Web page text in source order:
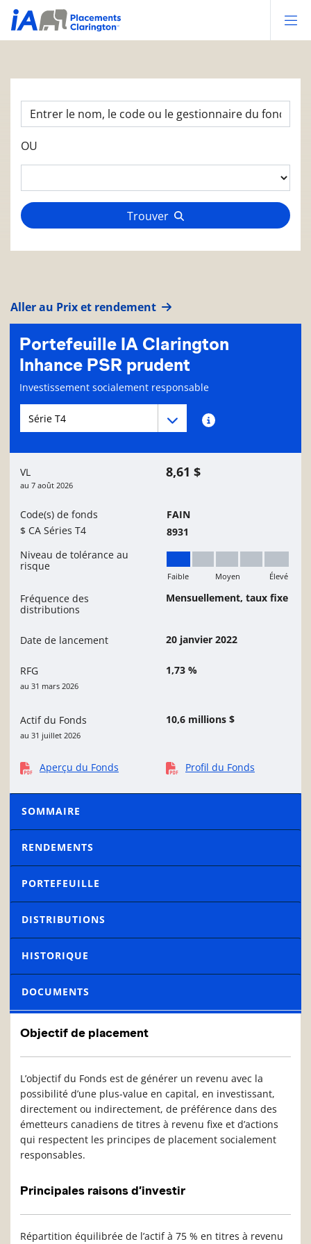
OU
Trouver
Aller au Prix et rendement
Portefeuille IA Clarington
Inhance PSR prudent
Page d'informations sur le fonds
Investissement socialement responsable
Menu déroulant des séries du Fonds
Menu déroulant des séries du Fonds
VL
au 7 août 2026
8,61 $
Code(s) de fonds
$ CA Séries T4
FAIN
8931
Niveau de tolérance au
risque
Faible
Faible Moyen Élevé
Fréquence des
distributions
Mensuellement, taux fixe
Date de lancement 20 janvier 2022
RFG
au 31 mars 2026
1,73 %
Actif du Fonds
au 31 juillet 2026
10,6 millions $
Aperçu du Fonds Profil du Fonds
SOMMAIRE
RENDEMENTS
PORTEFEUILLE
DISTRIBUTIONS
HISTORIQUE
DOCUMENTS
Objectif de placement
L’objectif du Fonds est de générer un revenu avec la
possibilité d’une plus-value en capital, en investissant,
directement ou indirectement, de préférence dans des
émetteurs canadiens de titres à revenu fixe et d’actions
qui respectent les principes de placement socialement
responsables.
Principales raisons d’investir
Répartition équilibrée de l’actif à 75 % en titres à revenu